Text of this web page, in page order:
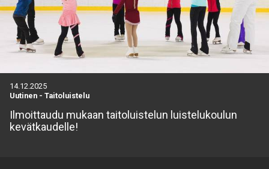
14.12.2025
Uutinen - Taitoluistelu
Ilmoittaudu mukaan taitoluistelun luistelukoulun
kevätkaudelle!